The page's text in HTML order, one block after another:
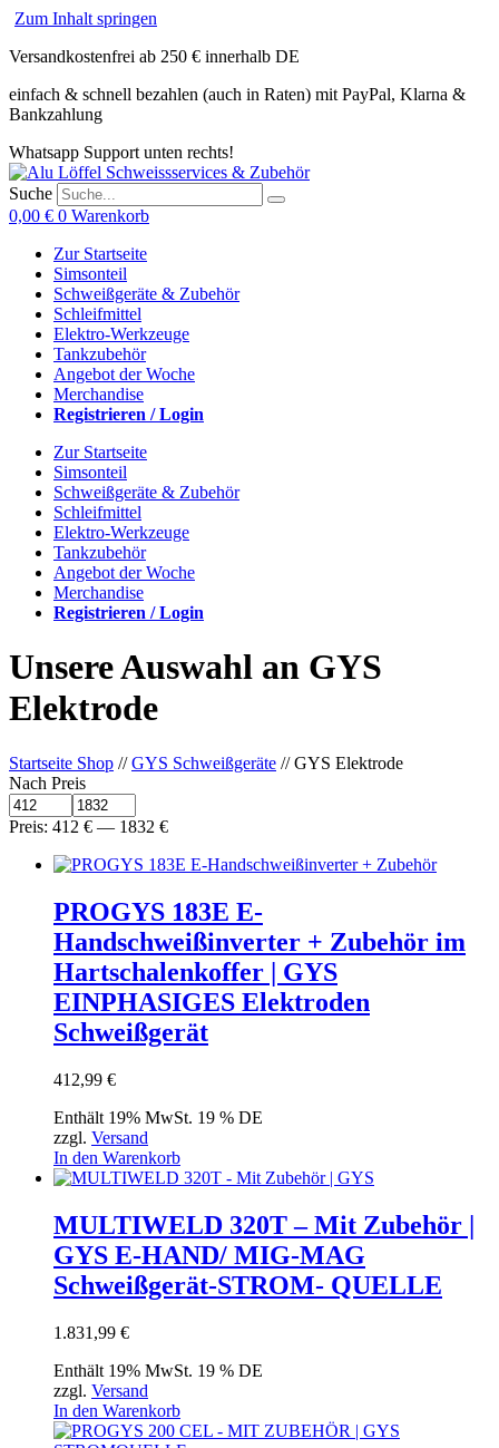
Zum Inhalt springen
Versandkostenfrei ab 250 € innerhalb DE
einfach & schnell bezahlen (auch in Raten) mit PayPal, Klarna &
Bankzahlung
Whatsapp Support unten rechts!
Suche
0,00 € 0 Warenkorb
Zur Startseite
Simsonteil
Schweißgeräte & Zubehör
Schleifmittel
Elektro-Werkzeuge
Tankzubehör
Angebot der Woche
Merchandise
Registrieren / Login
Zur Startseite
Simsonteil
Schweißgeräte & Zubehör
Schleifmittel
Elektro-Werkzeuge
Tankzubehör
Angebot der Woche
Merchandise
Registrieren / Login
Unsere Auswahl an GYS
Elektrode
Startseite Shop //GYS Schweißgeräte // GYS Elektrode
Nach Preis
Preis: 412 € — 1832 €
PROGYS 183E E-
Handschweißinverter + Zubehör im
Hartschalenkoffer | GYS
EINPHASIGES Elektroden
Schweißgerät
412,99 €
Enthält 19% MwSt. 19 % DE
zzgl. Versand
In den Warenkorb
MULTIWELD 320T – Mit Zubehör |
GYS E-HAND/ MIG-MAG
Schweißgerät-STROM- QUELLE
1.831,99 €
Enthält 19% MwSt. 19 % DE
zzgl. Versand
In den Warenkorb